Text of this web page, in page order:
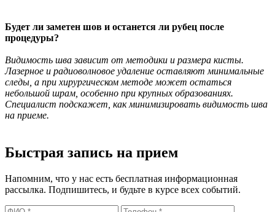
Будет ли заметен шов и останется ли рубец после
процедуры?
Видимость шва зависит от методики и размера кисты.
Лазерное и радиоволновое удаление оставляют минимальные
следы, а при хирургическом методе может остаться
небольшой шрам, особенно при крупных образованиях.
Специалист подскажет, как минимизировать видимость шва
на приеме.
Быстрая запись на прием
Напомним, что у нас есть бесплатная информационная
рассылка. Подпишитесь, и будьте в курсе всех событий.